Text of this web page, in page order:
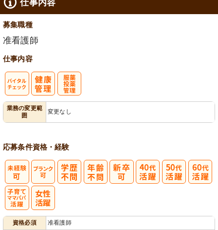
仕事内容
募集職種
准看護師
仕事内容
業務の変更範
囲
変更なし
応募条件資格・経験
資格必須 准看護師